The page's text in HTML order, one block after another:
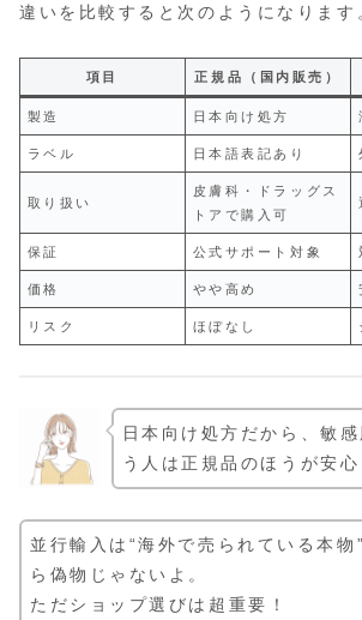
違いを比較すると次のようになります
項目 正規品（国内販売）
製造 日本向け処方
ラベル 日本語表記あり
取り扱い
皮膚科・ドラッグス
トアで購入可
保証 公式サポート対象
価格 やや高め
リスク ほぼなし
日本向け処方だから、敏
う人は正規品のほうが安心
並行輸入は“海外で売られている本物
ら偽物じゃないよ。
ただショップ選びは超重要！